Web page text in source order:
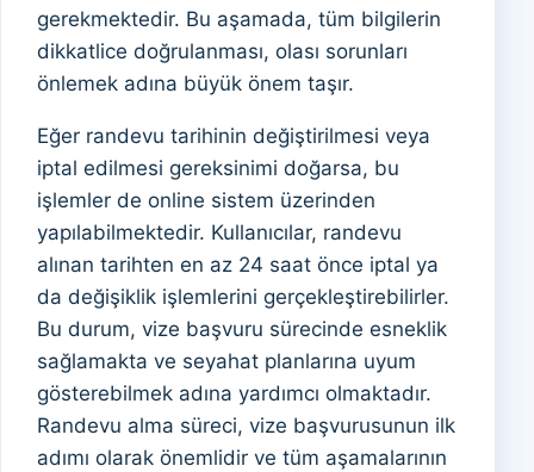
gerekmektedir. Bu aşamada, tüm bilgilerin
dikkatlice doğrulanması, olası sorunları
önlemek adına büyük önem taşır.
Eğer randevu tarihinin değiştirilmesi veya
iptal edilmesi gereksinimi doğarsa, bu
işlemler de online sistem üzerinden
yapılabilmektedir. Kullanıcılar, randevu
alınan tarihten en az 24 saat önce iptal ya
da değişiklik işlemlerini gerçekleştirebilirler.
Bu durum, vize başvuru sürecinde esneklik
sağlamakta ve seyahat planlarına uyum
gösterebilmek adına yardımcı olmaktadır.
Randevu alma süreci, vize başvurusunun ilk
adımı olarak önemlidir ve tüm aşamalarının